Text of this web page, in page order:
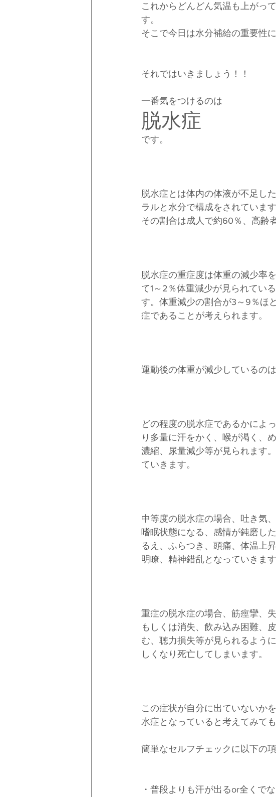
これからどんどん気温も上がっ
す。
そこで今日は水分補給の重要性
それではいきましょう！！
一番気をつけるのは
脱水症
です。
脱水症とは体内の体液が不足し
ラルと水分で構成をされていま
その割合は成人で約60％、高齢
脱水症の重症度は体重の減少率
て1～2％体重減少が見られてい
す。体重減少の割合が3～9％ほ
症であることが考えられます。
運動後の体重が減少しているの
どの程度の脱水症であるかによ
り多量に汗をかく、喉が渇く、
濃縮、尿量減少等が見られます
ていきます。
中等度の脱水症の場合、吐き気
嗜眠状態になる、感情が鈍磨し
るえ、ふらつき、頭痛、体温上
明瞭、精神錯乱となっていきます
重症の脱水症の場合、筋痙攣、
もしくは消失、飲み込み困難、
む、聴力損失等が見られるよう
しくなり死亡してしまいます。
この症状が自分に出ていないか
水症となっていると考えてみて
簡単なセルフチェックに以下の
・普段よりも汗が出るor全くで